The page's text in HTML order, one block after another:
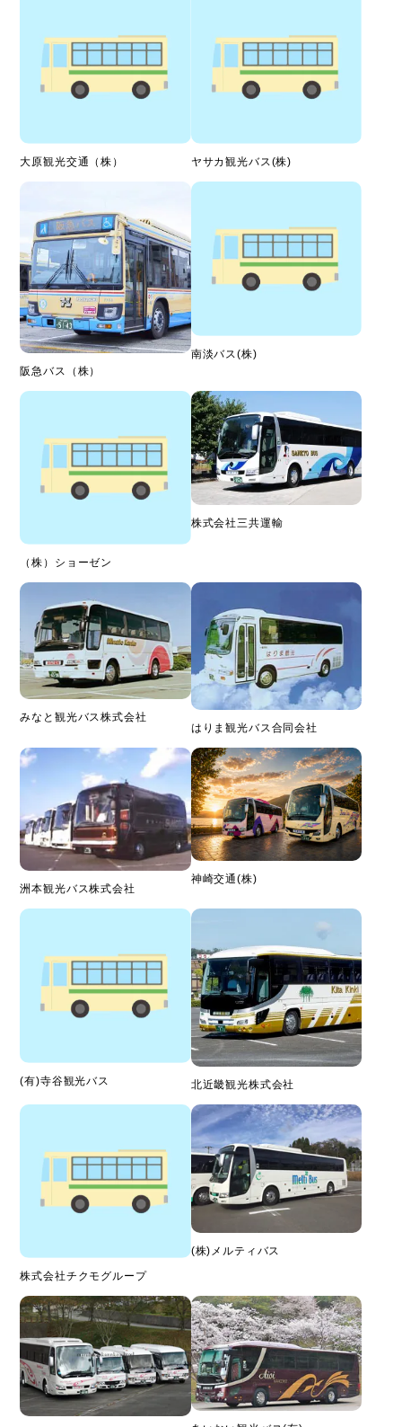
大原観光交通（株） ヤサカ観光バス(株)
阪急バス（株）
南淡バス(株)
（株）ショーゼン
株式会社三共運輸
みなと観光バス株式会社
はりま観光バス合同会社
洲本観光バス株式会社
神崎交通(株)
(有)寺谷観光バス 北近畿観光株式会社
株式会社チクモグループ
(株)メルティバス